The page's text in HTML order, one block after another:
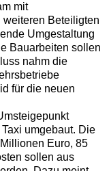
mit
Beteiligten
Umgestaltung
Bauarbeiten sollen
nahm die
für die neuen
umgebaut. Die
Euro, 85
sollen aus